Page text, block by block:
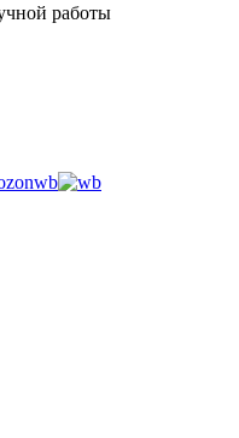
работы
wb